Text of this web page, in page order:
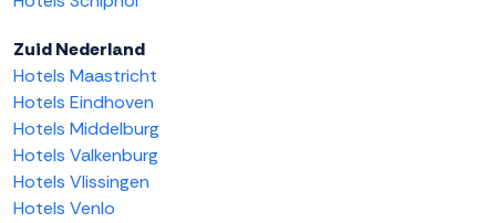
Zuid Nederland
Hotels Maastricht
Hotels Eindhoven
Hotels Middelburg
Hotels Valkenburg
Hotels Vlissingen
Hotels Venlo